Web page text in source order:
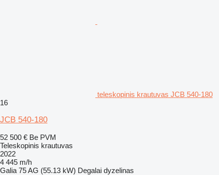
teleskopinis krautuvas JCB 540-180
16
JCB 540-180
52 500 € Be PVM
Teleskopinis krautuvas
2022
4 445 m/h
Galia 75 AG (55.13 kW) Degalai dyzelinas